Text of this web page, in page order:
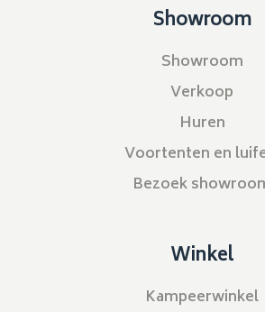
Showroom
Showroom
Verkoop
Huren
Voortenten en
Bezoek
Winkel
Kampeerwinkel